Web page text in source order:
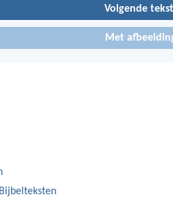
Volgende
Met